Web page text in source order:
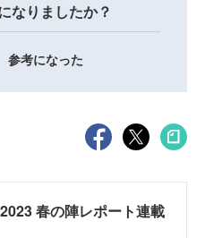
なりましたか？
参考になった
春の陣レポート連載